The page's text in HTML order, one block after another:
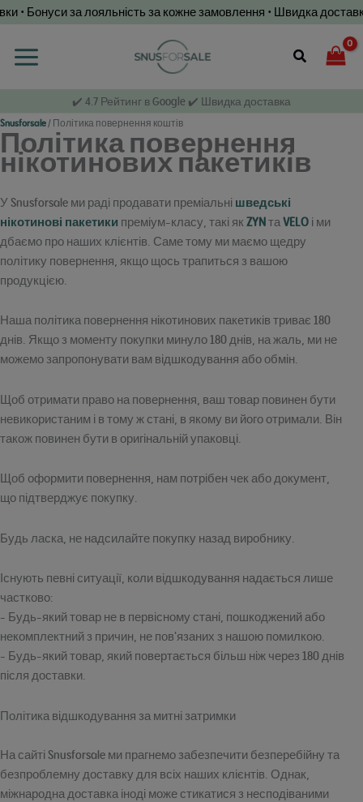
Перейти
до
змісту
за лояльність за кожне замовлення • Швидка
Пошук
✔️ 4.7 Рейтинг в Google ✔️ Швидка доставка
Snusforsale/Політика повернення коштів
Політика повернення
нікотинових пакетиків
У Snusforsale ми раді продавати преміальні шведські
нікотинові пакетики преміум-класу, такі як ZYNта VELO і ми
дбаємо про наших клієнтів. Саме тому ми маємо щедру
політику повернення, якщо щось трапиться з вашою
продукцією.
Наша політика повернення нікотинових пакетиків триває 180
днів. Якщо з моменту покупки минуло 180 днів, на жаль, ми не
можемо запропонувати вам відшкодування або обмін.
Щоб отримати право на повернення, ваш товар повинен бути
невикористаним і в тому ж стані, в якому ви його отримали. Він
також повинен бути в оригінальній упаковці.
Щоб оформити повернення, нам потрібен чек або документ,
що підтверджує покупку.
Будь ласка, не надсилайте покупку назад виробнику.
Існують певні ситуації, коли відшкодування надається лише
частково:
- Будь-який товар не в первісному стані, пошкоджений або
некомплектний з причин, не пов'язаних з нашою помилкою.
- Будь-який товар, який повертається більш ніж через 180 днів
після доставки.
Політика відшкодування за митні затримки
На сайті Snusforsale ми прагнемо забезпечити безперебійну та
безпроблемну доставку для всіх наших клієнтів. Однак,
міжнародна доставка іноді може стикатися з несподіваними